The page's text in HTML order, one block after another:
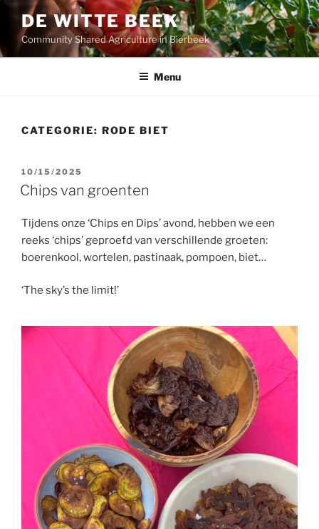
Ga
inhoud
DE WITTE BEEK
Community Shared Agriculture in Bierbeek
Menu
CATEGORIE: RODE BIET
GEPLAATST
OP
10/15/2025
Chips van groenten
Tijdens onze ‘Chips en Dips’ avond, hebben we een
reeks ‘chips’ geproefd van verschillende groeten:
boerenkool, wortelen, pastinaak, pompoen, biet…
‘The sky’s the limit!’